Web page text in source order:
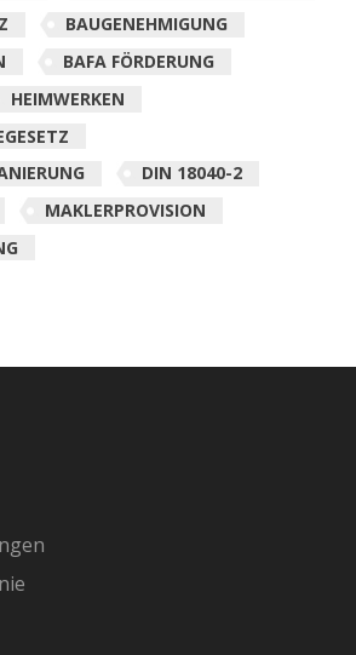
BAUGENEHMIGUNG
BAFA FÖRDERUNG
HEIMWERKEN
DIN 18040-2
MAKLERPROVISION